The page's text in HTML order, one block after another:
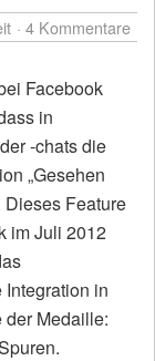
4 Kommentare
Facebook
in
-chats die
„Gesehen
Dieses Feature
im Juli 2012
in
Medaille: